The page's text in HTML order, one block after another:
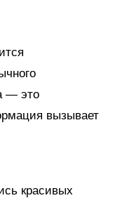
— это
вызывает
красивых